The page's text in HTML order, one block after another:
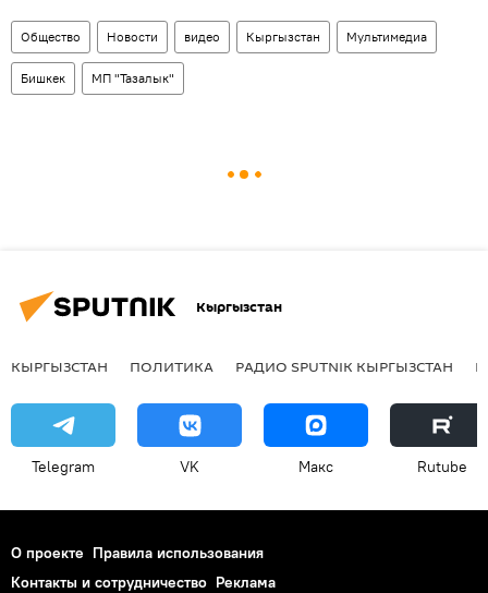
Общество Новости видео Кыргызстан Мультимедиа
Бишкек МП "Тазалык"
Кыргызстан
КЫРГЫЗСТАН ПОЛИТИКА РАДИО SPUTNIK КЫРГЫЗСТАН
Telegram VK Макс Rutube
О проекте Правила использования
Контакты и сотрудничество Реклама